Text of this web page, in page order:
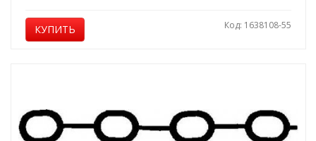
КУПИТЬ Код: 1638108-55